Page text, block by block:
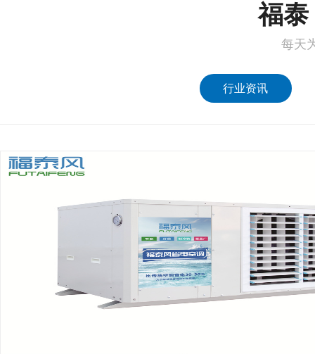
福泰
每天
行业资讯